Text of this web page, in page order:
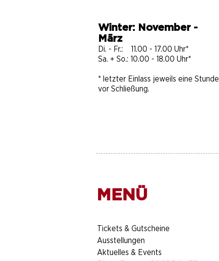
Winter: November -
März
Di. - Fr.: 11.00 - 17.00 Uhr*
Sa. + So.: 10.00 - 18.00 Uhr​​​*
* letzter Einlass jeweils eine Stunde
vor Schließung.
MENÜ
​Tickets & Gutscheine
Ausstellungen
Aktuelles & Events